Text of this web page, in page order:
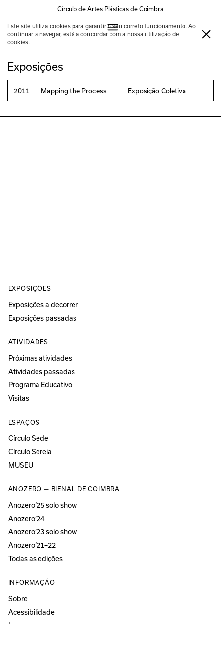
Círculo de Artes Plásticas de Coimbra
Este site utiliza cookies para garantir o seu correto funcionamento. Ao
continuar a navegar, está a concordar com a nossa utilização de
cookies.
Shin Matsunaga
Exposições
2011 Mapping the Process Exposição Coletiva
EXPOSIÇÕES
Exposições a decorrer
Exposições passadas
ATIVIDADES
Próximas atividades
Atividades passadas
Programa Educativo
Visitas
ESPAÇOS
Círculo Sede
Círculo Sereia
MUSEU
ANOZERO — BIENAL DE COIMBRA
Anozero‘25 solo show
Anozero‘24
Anozero‘23 solo show
Anozero‘21–22
Todas as edições
INFORMAÇÃO
Sobre
Acessibilidade
Imprensa